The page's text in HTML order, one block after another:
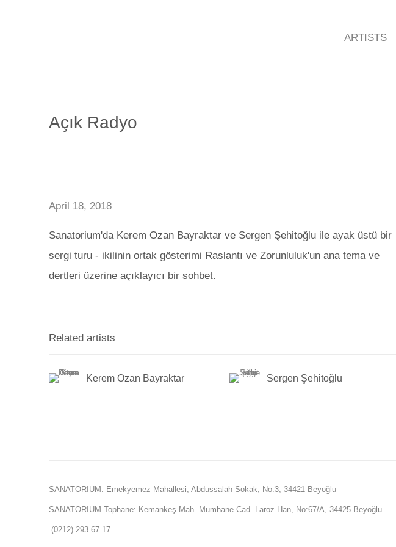
ARTISTS
Açık Radyo
April 18, 2018
Sanatorium'da Kerem Ozan Bayraktar ve Sergen Şehitoğlu ile ayak üstü bir
sergi turu - ikilinin ortak gösterimi Raslantı ve Zorunluluk'un ana tema ve
dertleri üzerine açıklayıcı bir sohbet.
Related artists
Kerem Ozan Bayraktar Sergen Şehitoğlu
SANATORIUM: Emekyemez Mahallesi, Abdussalah Sokak, No:3, 34421 Beyoğlu
SANATORIUM Tophane: Kemankeş Mah. Mumhane Cad. Laroz Han, No:67/A, 34425 Beyoğlu
(0212) 293 67 17